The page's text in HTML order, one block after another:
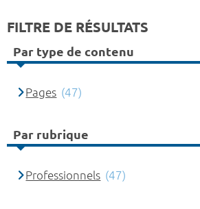
FILTRE DE RÉSULTATS
Par type de contenu
Pages (47)
Par rubrique
Professionnels (47)